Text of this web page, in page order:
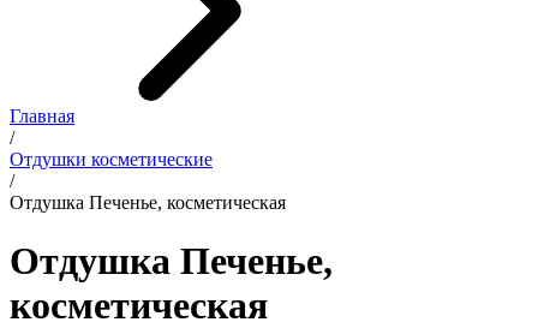
Главная
/
Отдушки косметические
/
Отдушка Печенье, косметическая
Отдушка Печенье,
косметическая